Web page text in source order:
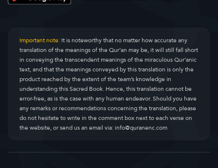
Important note:It is noteworthy that no matter how accurate any
translation of the meanings of the Qur’an may be, it will still fall short
in conveying the transcendent meanings of the miraculous Qur’anic
text, and that the meanings conveyed by this translation is only the
product reached by the extent of the team’s knowledge in
understanding this Sacred Book. Hence, this translation cannot be
error-free, as is the case with any human endeavor. Should you have
any remarks or recommendations concerning the translation, please
do not hesitate to write in the comment box next to each verse on
the website, or send us an email via:info@quranenc.com